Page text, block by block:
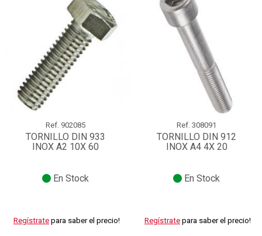
Ref. 902085
TORNILLO DIN 933
INOX A2 10X 60
En Stock
Regístrate para saber el precio!
Ref. 308091
TORNILLO DIN 912
INOX A4 4X 20
En Stock
Regístrate para saber el precio!